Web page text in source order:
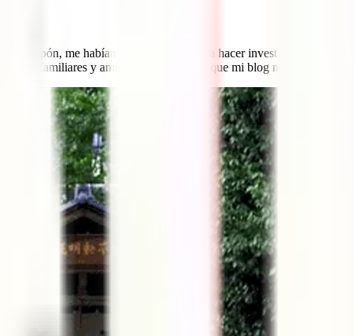
a Japón, me habían dado una beca para hacer investigación
mis familiares y amigos. Siempre digo que mi blog no es un blog